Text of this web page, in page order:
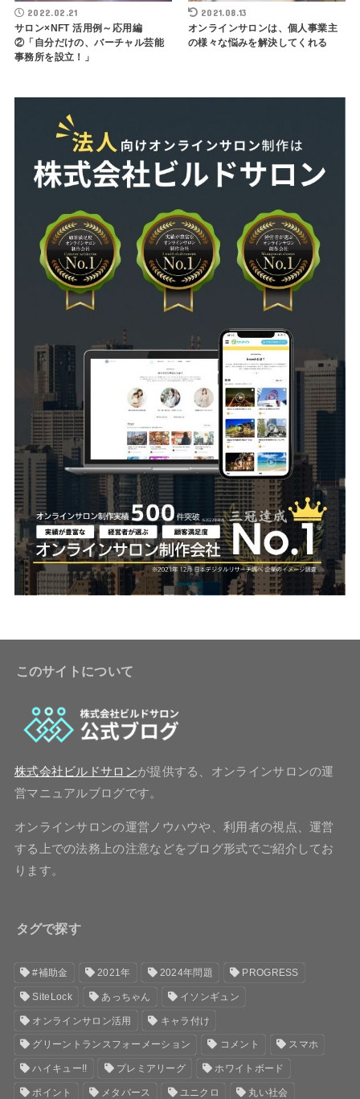
2022.02.21
サロン×NFT 活用例～応用編
②「自分だけの、バーチャル芸能
事務所を設立！」
2021.08.13
オンラインサロンは、個人事業主
の様々な悩みを解決してくれる
このサイトについて
株式会社ビルドサロンが提供する、オンラインサロンの運
営マニュアルブログです。
オンラインサロンの運営ノウハウや、利用者の視点、運営
する上での法務上の注意などをブログ形式でご紹介してお
ります。
タグで探す
#補助金 2021年 2024年問題 PROGRESS
SiteLock あっちゃん イソンギュン
オンラインサロン活用 キャラ付け
グリーントランスフォーメーション コメント スマホ
ハイキュー!! プレミアリーグ ホワイトボード
ポイント メタバース ユニクロ 丸い社会